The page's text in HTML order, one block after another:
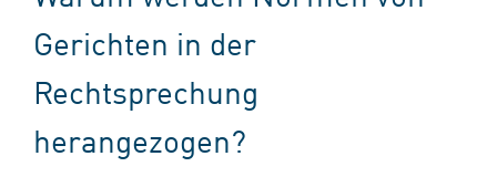
Gerichten in der
Rechtsprechung
herangezogen?